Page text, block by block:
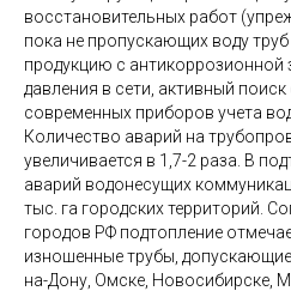
восстановительных работ
пока не пропускающих воду
продукцию с антикоррозионной
давления в сети, активный
современных приборов учета
Количество аварий на
увеличивается в 1,7-2 раза. В
аварий водонесущих
тыс. га городских территорий.
городов РФ подтопление
изношенные трубы,
на-Дону, Омске, Новосибирске,